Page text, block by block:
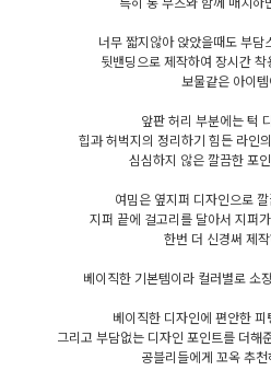
너무 짧지않아 앉았을때도 부담
뒷밴딩으로 제작하여 장시간
보물같은 아이
앞판 허리 부분에는 턱
힙과 허벅지의 정리하기 힘든 라인
심심하지 않은 깔끔한 포
여밈은 옆지퍼 디자인으로
지퍼 끝에 걸고리를 달아서 지퍼
한번 더 신경써 제
베이직한 기본템이라 컬러별로 소
베이직한 디자인에 편안한
그리고 부담없는 디자인 포인트를 더해
공블리들에게 꼬옥 추